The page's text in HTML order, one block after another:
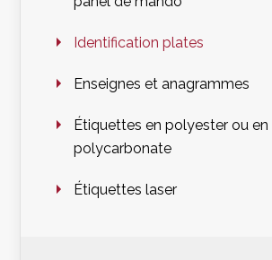
Identification plates
Enseignes et anagrammes
Étiquettes en polyester ou en
polycarbonate
Étiquettes laser